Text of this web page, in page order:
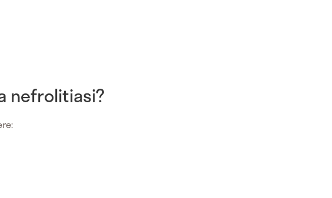
nefrolitiasi?